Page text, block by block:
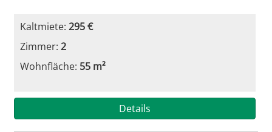
Kaltmiete:295 €
Zimmer:2
Wohnfläche: 55 m²
Details